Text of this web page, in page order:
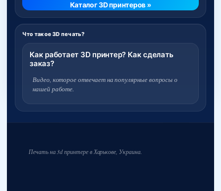
Каталог 3D принтеров »
Что такое 3D печать?
Как работает 3D принтер? Как сделать
заказ?
Видео, которое отвечает на популярные вопросы о
нашей работе.
Печать на 3d принтере в Харькове, Украина.